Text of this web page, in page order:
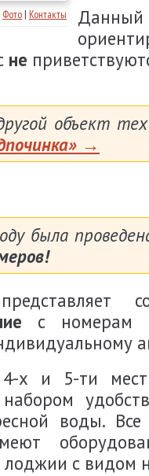
Фото | Контакты
не
объект
→
была
с номерам
х и 5-ти
воды.
с видом